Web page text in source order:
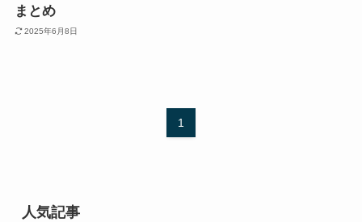
まとめ
2025年6月8日
1
人気記事